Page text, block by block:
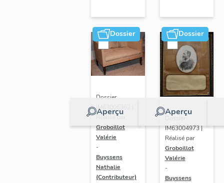
Dossier
Aperçu
Dossier
IM63006362 |
Réalisé par
Groboillot
Valérie
-
Buyssens
Nathalie
(Contributeur)
Dossier
Aperçu
Dossier
IM63004973 |
Réalisé par
Groboillot
Valérie
-
Buyssens